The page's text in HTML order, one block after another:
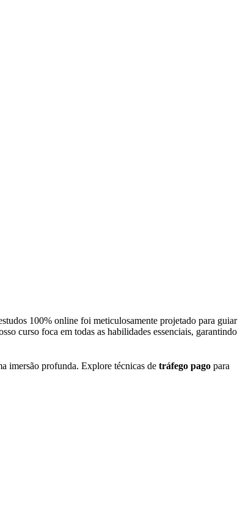
100% online foi meticulosamente projetado para guiar
curso foca em todas as habilidades essenciais, garantindo
imersão profunda. Explore técnicas de tráfego pago para